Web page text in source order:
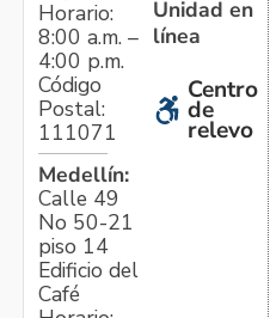
Horario:
8:00 a.m. –
4:00 p.m.
Código
Postal:
111071
Medellín:
Calle 49
No 50-21
piso 14
Edificio del
Café
Unidad en
línea
Centro
de
relevo